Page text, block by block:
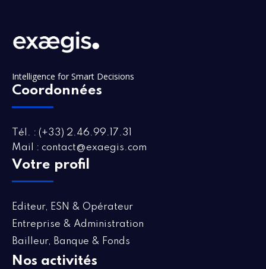
Intelligence for Smart Decisions
Coordonnées
Tél. : (+33) 2.46.99.17.31
Mail : contact@exaegis.com
Votre profil
Editeur, ESN & Opérateur
Entreprise & Administration
Bailleur, Banque & Fonds
Nos activités